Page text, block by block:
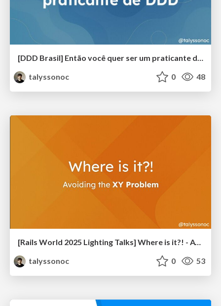
[DDD Brasil] Então você quer ser um praticante de DDD
talyssonoc
0 48
[Rails World 2025 Lighting Talks] Where is it?! - Avoiding the XY Problem
talyssonoc
0 53